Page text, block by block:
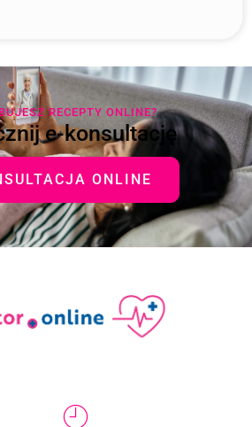
RECEPTY ONLINE?
e-konsultację
ONLINE